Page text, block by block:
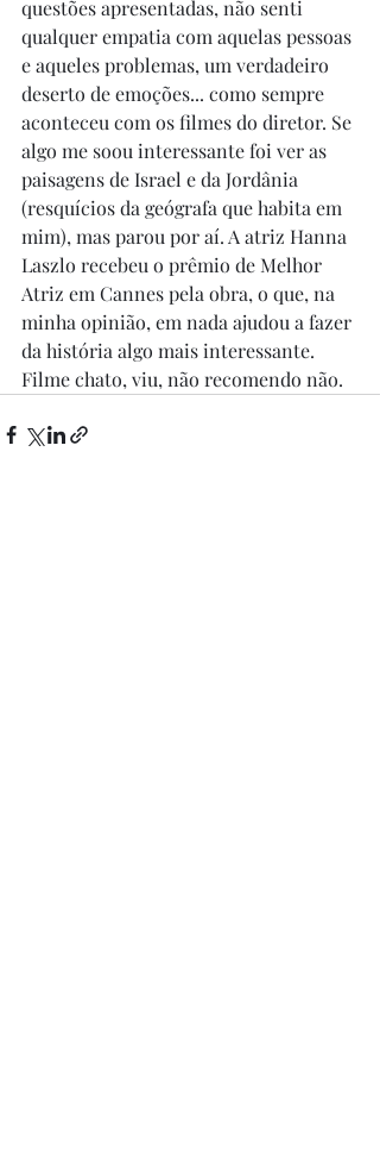
questões apresentadas, não senti
qualquer empatia com aquelas pessoas
e aqueles problemas, um verdadeiro
deserto de emoções... como sempre
aconteceu com os filmes do diretor. Se
algo me soou interessante foi ver as
paisagens de Israel e da Jordânia
(resquícios da geógrafa que habita em
mim), mas parou por aí. A atriz Hanna
Laszlo recebeu o prêmio de Melhor
Atriz em Cannes pela obra, o que, na
minha opinião, em nada ajudou a fazer
da história algo mais interessante.
Filme chato, viu, não recomendo não.